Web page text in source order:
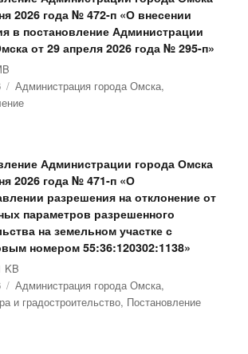
2026 года № 472-п «О внесении
в постановление Администрации
от 29 апреля 2026 года № 295-п»
Рубрики
Администрация города Омска,
Администрации города Омска
2026 года № 471-п «О
разрешения на отклонение от
параметров разрешенного
на земельном участке с
номером 55:36:120302:1138»
KB
Рубрики
Администрация города Омска,
и градостроительство, Постановление